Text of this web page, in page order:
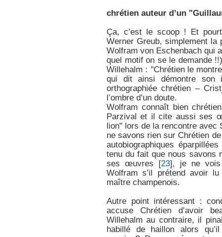
chrétien auteur d’un
Ça, c’est le scoop ! Et
Werner Greub, simplement la
Wolfram von Eschenbach qui
quel motif on se le demande
Willehalm : "Chrétien le
qui dit ainsi démontre son
orthographiée chrétien –
l’ombre d’un doute.
Wolfram connaît bien
Parzival et il cite aussi ses
lion" lors de la rencontre avec
ne savons rien sur Chrétien
autobiographiques
tenu du fait que nous savons
ses œuvres [23], je ne vois
Wolfram s’il prétend avoir
maître champenois.
Autre point intéressant :
accuse Chrétien d’avoir
Willehalm au contraire, il
habillé de haillon alors